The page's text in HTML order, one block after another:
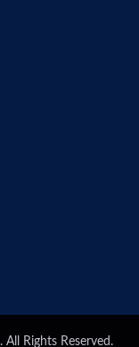
All Rights Reserved.